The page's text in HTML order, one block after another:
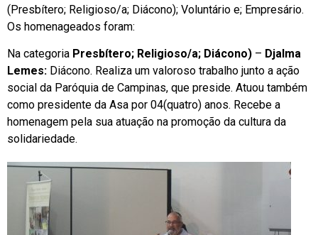
(Presbítero; Religioso/a; Diácono); Voluntário e; Empresário.
Os homenageados foram:
Na categoria Presbítero; Religioso/a; Diácono) – Djalma
Lemes: Diácono. Realiza um valoroso trabalho junto a ação
social da Paróquia de Campinas, que preside. Atuou também
como presidente da Asa por 04(quatro) anos. Recebe a
homenagem pela sua atuação na promoção da cultura da
solidariedade.